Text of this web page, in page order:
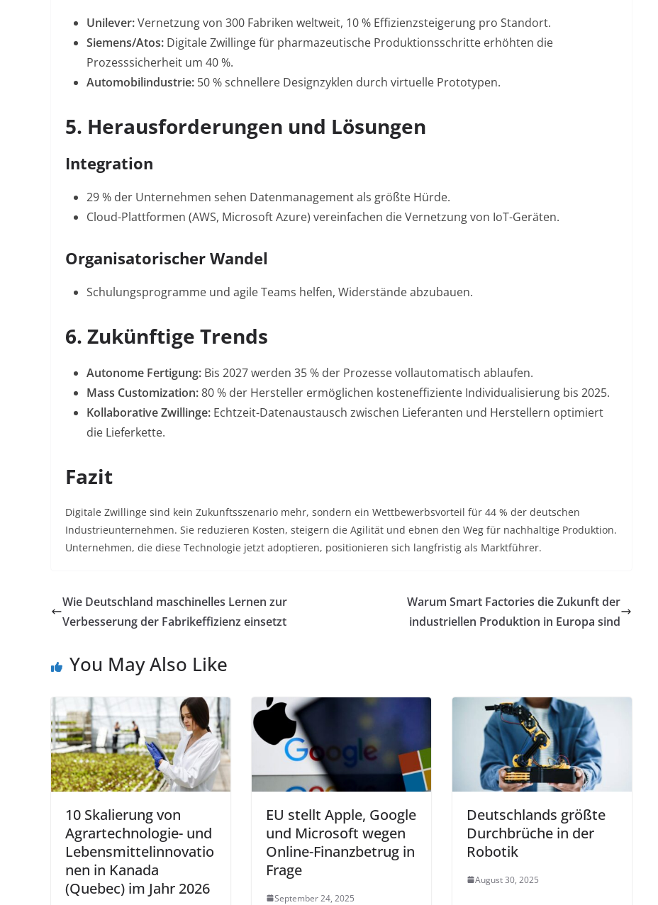
Unilever:Vernetzung von 300 Fabriken weltweit, 10 % Effizienzsteigerung pro Standort.
Siemens/Atos: Digitale Zwillinge für pharmazeutische Produktionsschritte erhöhten die
Prozesssicherheit um 40 %.
Automobilindustrie: 50 % schnellere Designzyklen durch virtuelle Prototypen.
5. Herausforderungen und Lösungen
Integration
29 % der Unternehmen sehen Datenmanagement als größte Hürde.
Cloud-Plattformen (AWS, Microsoft Azure) vereinfachen die Vernetzung von IoT-Geräten.
Organisatorischer Wandel
Schulungsprogramme und agile Teams helfen, Widerstände abzubauen.
6. Zukünftige Trends
Autonome Fertigung: Bis 2027 werden 35 % der Prozesse vollautomatisch ablaufen.
Mass Customization:80 % der Hersteller ermöglichen kosteneffiziente Individualisierung bis 2025.
Kollaborative Zwillinge: Echtzeit-Datenaustausch zwischen Lieferanten und Herstellern optimiert
die Lieferkette.
Fazit
Digitale Zwillinge sind kein Zukunftsszenario mehr, sondern ein Wettbewerbsvorteil für 44 % der deutschen
Industrieunternehmen. Sie reduzieren Kosten, steigern die Agilität und ebnen den Weg für nachhaltige Produktion.
Unternehmen, die diese Technologie jetzt adoptieren, positionieren sich langfristig als Marktführer.
Wie Deutschland maschinelles Lernen zur
Verbesserung der Fabrikeffizienz einsetzt
Warum Smart Factories die Zukunft der
industriellen Produktion in Europa sind
You May Also Like
10 Skalierung von
Agrartechnologie- und
Lebensmittelinnovatio
nen in Kanada
(Quebec) im Jahr 2026
EU stellt Apple, Google
und Microsoft wegen
Online-Finanzbetrug in
Frage
September 24, 2025
Deutschlands größte
Durchbrüche in der
Robotik
August 30, 2025